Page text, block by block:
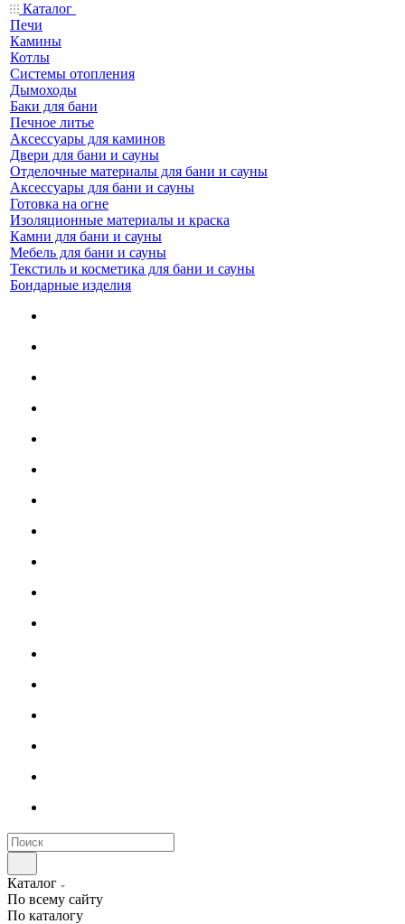
Каталог
Печи
Камины
Котлы
Системы отопления
Дымоходы
Баки для бани
Печное литье
Аксессуары для каминов
Двери для бани и сауны
Отделочные материалы для бани и сауны
Аксессуары для бани и сауны
Готовка на огне
Изоляционные материалы и краска
Камни для бани и сауны
Мебель для бани и сауны
Текстиль и косметика для бани и сауны
Бондарные изделия
Каталог
По всему сайту
По каталогу